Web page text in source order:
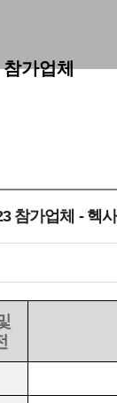
참가업체
참가업체 - 헥